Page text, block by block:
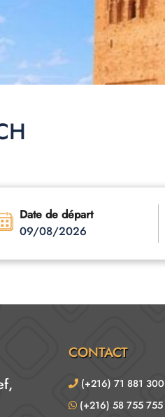
Date de départ
09/08/2026
CONTACT
(+216) 71 881 300
(+216) 58 755 755